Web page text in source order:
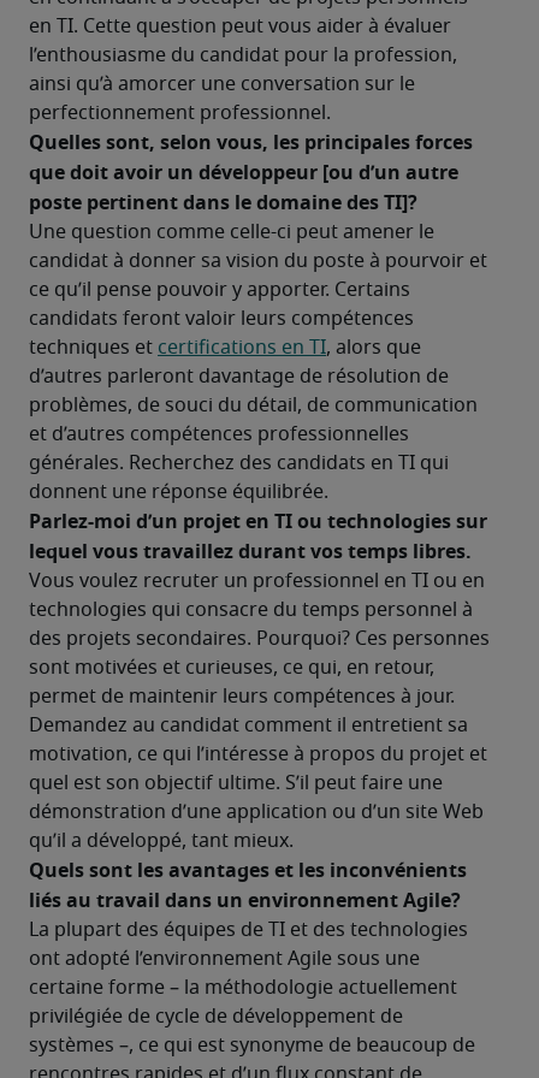
en TI. Cette question peut vous aider à évaluer
l’enthousiasme du candidat pour la profession,
ainsi qu’à amorcer une conversation sur le
perfectionnement professionnel.
Quelles sont, selon vous, les principales forces
que doit avoir un développeur [ou d’un autre
poste pertinent dans le domaine des TI]?
Une question comme celle-ci peut amener le
candidat à donner sa vision du poste à pourvoir et
ce qu’il pense pouvoir y apporter. Certains
candidats feront valoir leurs compétences
techniques et certifications en TI, alors que
d’autres parleront davantage de résolution de
problèmes, de souci du détail, de communication
et d’autres compétences professionnelles
générales. Recherchez des candidats en TI qui
donnent une réponse équilibrée.
Parlez-moi d’un projet en TI ou technologies sur
lequel vous travaillez durant vos temps libres.
Vous voulez recruter un professionnel en TI ou en
technologies qui consacre du temps personnel à
des projets secondaires. Pourquoi? Ces personnes
sont motivées et curieuses, ce qui, en retour,
permet de maintenir leurs compétences à jour.
Demandez au candidat comment il entretient sa
motivation, ce qui l’intéresse à propos du projet et
quel est son objectif ultime. S’il peut faire une
démonstration d’une application ou d’un site Web
qu’il a développé, tant mieux.
Quels sont les avantages et les inconvénients
liés au travail dans un environnement Agile?
La plupart des équipes de TI et des technologies
ont adopté l’environnement Agile sous une
certaine forme – la méthodologie actuellement
privilégiée de cycle de développement de
systèmes –, ce qui est synonyme de beaucoup de